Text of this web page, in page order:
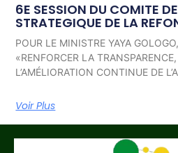
6E SESSION DU COMITE
STRATEGIQUE DE LA
POUR LE MINISTRE YAYA
«RENFORCER LA
L’AMÉLIORATION CONTINUE DE
Voir Plus